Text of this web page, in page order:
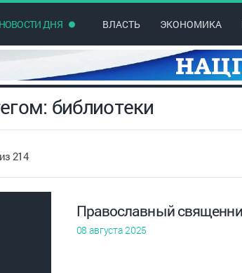
НОВОСТИ ДНЯ ВЛАСТЬ ЭКОНОМИКА
библиотеки
214
Православный
08 августа 2025